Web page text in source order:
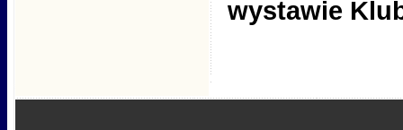
wystawie